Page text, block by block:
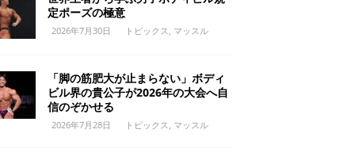
定ポーズの極意
2026年7月30日 トピックス マッスル
「脚の筋肥大が止まらない」ボディ
ビル界の貴公子が2026年の大会へ自
信のぞかせる
2026年7月28日 トピックス マッスル